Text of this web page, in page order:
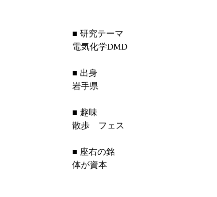
■ 研究テーマ
電気化学DMD
■ 出身
岩手県
■ 趣味
散歩　フェス
■ 座右の銘
体が資本